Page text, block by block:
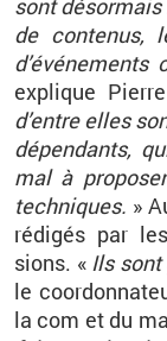
sont dé­sor­mais
de conte­nus,
ex­plique Pierre
d’entre elles
dé­pen­dants,
mal à
tech­niques. »
ré­di­gés par
sions. « Ils
le
la com et du